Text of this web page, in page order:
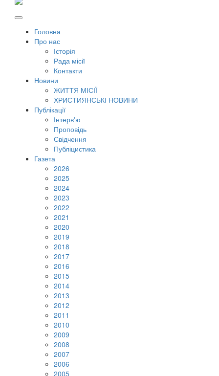
Головна
Про нас
Історія
Рада місії
Контакти
Новини
ЖИТТЯ МІСІЇ
ХРИСТИЯНСЬКІ НОВИНИ
Публікації
Інтерв'ю
Проповідь
Свідчення
Публіцистика
Газета
2026
2025
2024
2023
2022
2021
2020
2019
2018
2017
2016
2015
2014
2013
2012
2011
2010
2009
2008
2007
2006
2005